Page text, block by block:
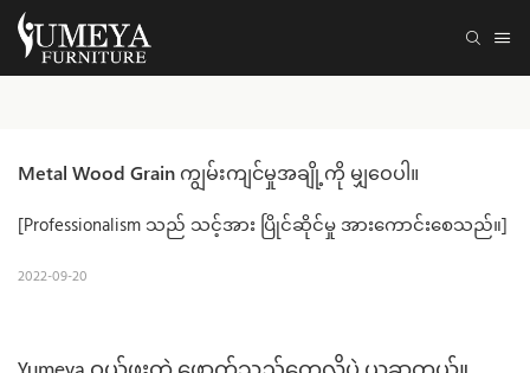
Metal Wood Grain ကျွမ်းကျင်မှုအချို့ကို မျှဝေပါ။
[Professionalism သည် သင့်အား ပြိုင်ဆိုင်မှု အားကောင်းစေသည်။]
2022-09-20